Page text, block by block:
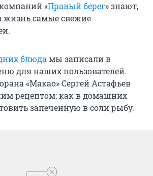
«Правый берег» знают,
жизнь самые свежие
блюда мы записали в
для наших пользователей.
«Макао» Сергей Астафьев
рецептом: как в домашних
запеченную в соли рыбу.